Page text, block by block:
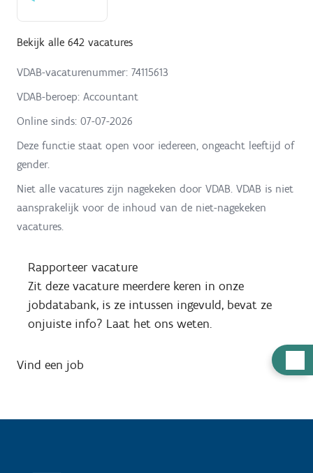
u
Bekijk alle 642 vacatures
VDAB-vacaturenummer: 74115613
VDAB-beroep: Accountant
Online sinds: 07-07-2026
Deze functie staat open voor iedereen, ongeacht leeftijd of
gender.
Niet alle vacatures zijn nagekeken door VDAB. VDAB is niet
aansprakelijk voor de inhoud van de niet-nagekeken
vacatures.
Rapporteer vacature
Zit deze vacature meerdere keren in onze
jobdatabank, is ze intussen ingevuld, bevat ze
onjuiste info? Laat het ons weten.
Vind een job